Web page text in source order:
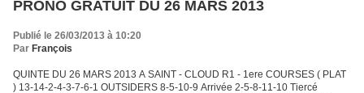
PRONO GRATUIT DU 26 MARS 2013
Publié le 26/03/2013 à 10:20
Par François
QUINTE DU 26 MARS 2013 A SAINT - CLOUD R1 - 1ere COURSES ( PLAT
) 13-14-2-4-3-7-6-1 OUTSIDERS 8-5-10-9 Arrivée 2-5-8-11-10 Tiercé